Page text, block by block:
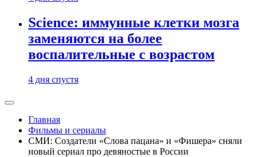
Science: иммунные клетки мозга
заменяются на более
воспалительные с возрастом
4 дня спустя
Главная
Фильмы и сериалы
СМИ: Создатели «Слова пацана» и «Фишера» сняли
новый сериал про девяностые в России